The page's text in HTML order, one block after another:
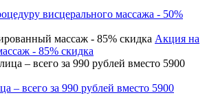
висцерального массажа - 50%
Акция на
- 85% скидка
– всего за 990 рублей вместо 5900